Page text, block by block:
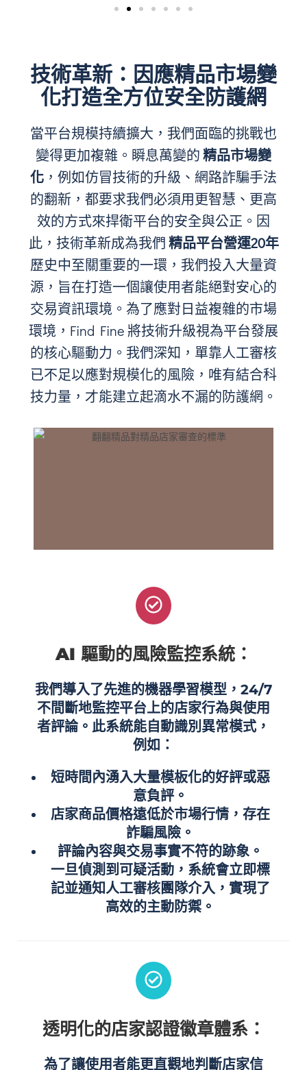
技術革新：因應精品市場變
化打造全方位安全防護網
當平台規模持續擴大，我們面臨的挑戰也
變得更加複雜。瞬息萬變的精品市場變
化 ，例如仿冒技術的升級、網路詐騙手法
的翻新，都要求我們必須用更智慧、更高
效的方式來捍衛平台的安全與公正。因
此，技術革新成為我們精品平台營運20年
歷史中至關重要的一環，我們投入大量資
源，旨在打造一個讓使用者能絕對安心的
交易資訊環境。為了應對日益複雜的市場
環境，Find Fine 將技術升級視為平台發展
的核心驅動力。我們深知，單靠人工審核
已不足以應對規模化的風險，唯有結合科
技力量，才能建立起滴水不漏的防護網。
AI 驅動的風險監控系統：
我們導入了先進的機器學習模型，24/7
不間斷地監控平台上的店家行為與使用
者評論。此系統能自動識別異常模式，
例如：
短時間內湧入大量模板化的好評或惡
意負評。
店家商品價格遠低於市場行情，存在
詐騙風險。
評論內容與交易事實不符的跡象。
一旦偵測到可疑活動，系統會立即標
記並通知人工審核團隊介入，實現了
高效的主動防禦。
透明化的店家認證徽章體系：
為了讓使用者能更直觀地判斷店家信